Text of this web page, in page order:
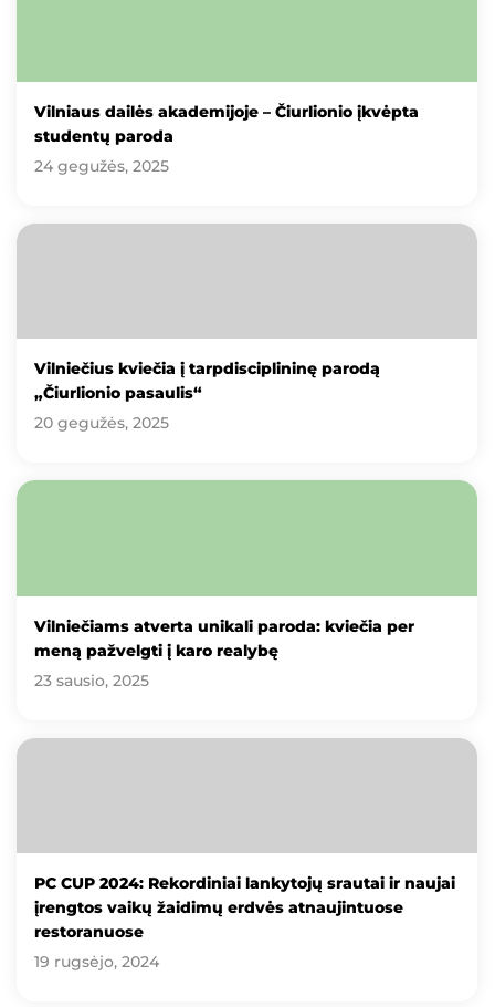
Vilniaus dailės akademijoje – Čiurlionio įkvėpta
studentų paroda
24 gegužės, 2025
Vilniečius kviečia į tarpdisciplininę parodą
„Čiurlionio pasaulis“
20 gegužės, 2025
Vilniečiams atverta unikali paroda: kviečia per
meną pažvelgti į karo realybę
23 sausio, 2025
PC CUP 2024: Rekordiniai lankytojų srautai ir naujai
įrengtos vaikų žaidimų erdvės atnaujintuose
restoranuose
19 rugsėjo, 2024